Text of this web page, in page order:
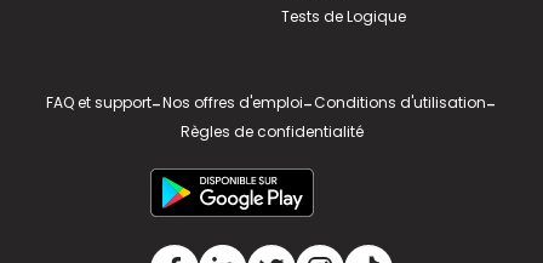
Tests de Logique
FAQ et support-Nos offres d'emploi-Conditions d'utilisation-
Règles de confidentialité